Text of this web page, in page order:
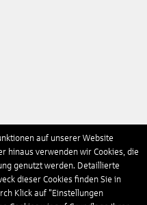
auf unserer Website
hinaus verwenden wir Cookies, die
genutzt werden. Detaillierte
dieser Cookies finden Sie in
Klick auf "Einstellungen